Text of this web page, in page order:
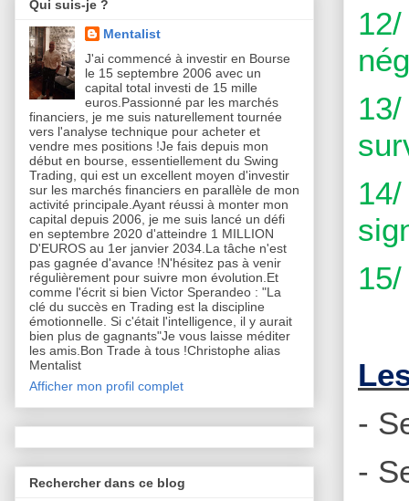
-
-
Qui suis-je ?
Mentalist
J'ai commencé à investir en Bourse
le 15 septembre 2006 avec un
capital total investi de 15 mille
euros.Passionné par les marchés
financiers, je me suis naturellement tournée
vers l'analyse technique pour acheter et
vendre mes positions !Je fais depuis mon
début en bourse, essentiellement du Swing
Trading, qui est un excellent moyen d'investir
sur les marchés financiers en parallèle de mon
activité principale.Ayant réussi à monter mon
capital depuis 2006, je me suis lancé un défi
en septembre 2020 d'atteindre 1 MILLION
D'EUROS au 1er janvier 2034.La tâche n'est
pas gagnée d'avance !N'hésitez pas à venir
régulièrement pour suivre mon évolution.Et
comme l'écrit si bien Victor Sperandeo : "La
clé du succès en Trading est la discipline
émotionnelle. Si c'était l'intelligence, il y aurait
bien plus de gagnants"Je vous laisse méditer
les amis.Bon Trade à tous !Christophe alias
Mentalist
Afficher mon profil complet
Rechercher dans ce blog